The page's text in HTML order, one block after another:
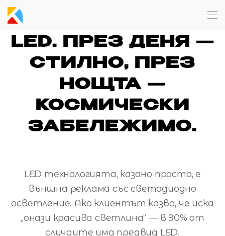
LED. ПРЕЗ ДЕНЯ —
СТИЛНО, ПРЕЗ
НОЩТА —
КОСМИЧЕСКИ
ЗАБЕЛЕЖИМО.
LED технологията, казано просто, е
външна реклама със светодиодно
осветление. Ако клиентът казва, че иска
„онази красива светлина“ — в 90% от
случаите има предвид LED.